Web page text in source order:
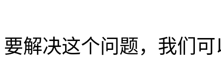
要解决这个问题，我们